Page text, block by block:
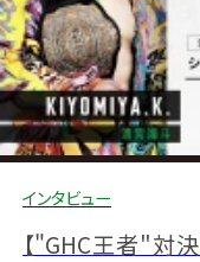
インタビュー
【"GHC王者"対